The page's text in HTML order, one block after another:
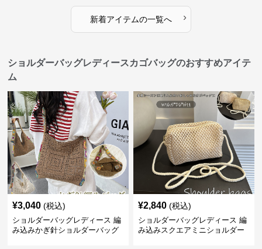
新着アイテムの一覧へ ›
ショルダーバッグレディースカゴバッグのおすすめアイテ
ム
¥3,040 (税込)
ショルダーバッグレディース 編
み込みかぎ針ショルダーバッグ
¥2,840 (税込)
ショルダーバッグレディース 編
み込みスクエアミニショルダー